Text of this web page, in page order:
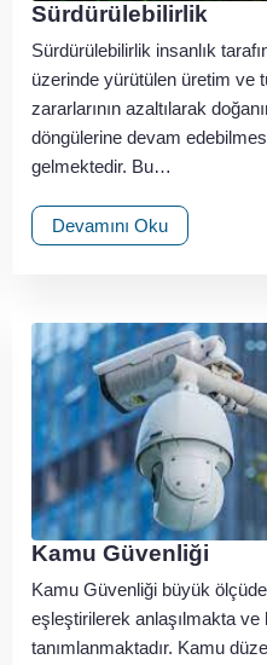
Sürdürülebilirlik
Sürdürülebilirlik insanlık
üzerinde yürütülen üretim ve
zararlarının azaltılarak
döngülerine devam
gelmektedir. Bu…
Devamını Oku
Kamu Güvenliği
Kamu Güvenliği büyük
eşleştirilerek anlaşılmakta ve
tanımlanmaktadır. Kamu